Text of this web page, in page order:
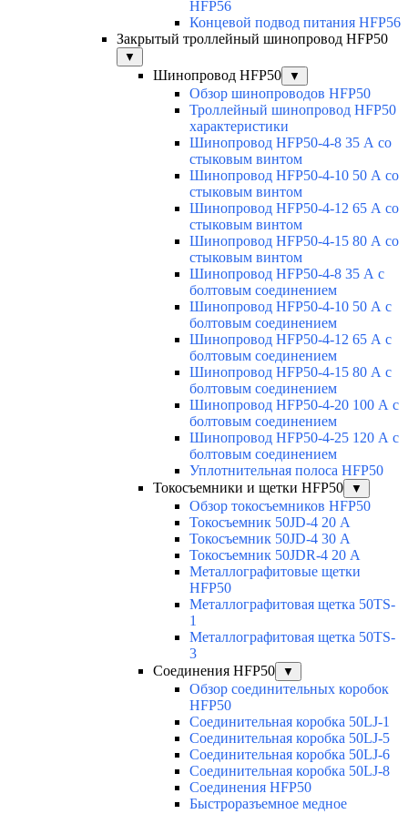
HFP56
Концевой подвод питания HFP56
Закрытый троллейный шинопровод HFP50
▼
Шинопровод HFP50 ▼
Обзор шинопроводов HFP50
Троллейный шинопровод HFP50
характеристики
Шинопровод HFP50-4-8 35 А со
стыковым винтом
Шинопровод HFP50-4-10 50 А со
стыковым винтом
Шинопровод HFP50-4-12 65 А со
стыковым винтом
Шинопровод HFP50-4-15 80 А со
стыковым винтом
Шинопровод HFP50-4-8 35 А с
болтовым соединением
Шинопровод HFP50-4-10 50 А с
болтовым соединением
Шинопровод HFP50-4-12 65 А с
болтовым соединением
Шинопровод HFP50-4-15 80 А с
болтовым соединением
Шинопровод HFP50-4-20 100 А с
болтовым соединением
Шинопровод HFP50-4-25 120 А с
болтовым соединением
Уплотнительная полоса HFP50
Токосъемники и щетки HFP50
▼
Обзор токосъемников HFP50
Токосъемник 50JD-4 20 А
Токосъемник 50JD-4 30 А
Токосъемник 50JDR-4 20 А
Металлографитовые щетки
HFP50
Металлографитовая щетка 50TS-
1
Металлографитовая щетка 50TS-
3
Соединения HFP50
▼
Обзор соединительных коробок
HFP50
Соединительная коробка 50LJ-1
Соединительная коробка 50LJ-5
Соединительная коробка 50LJ-6
Соединительная коробка 50LJ-8
Соединения HFP50
Быстроразъемное медное